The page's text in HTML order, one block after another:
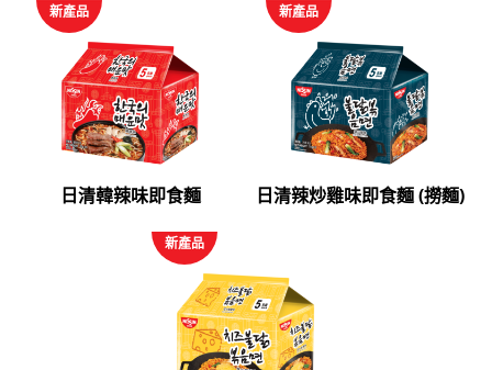
日清韓辣味即食麵
新產品
日清辣炒雞味即食麵 (撈麵)
新產品
新產品